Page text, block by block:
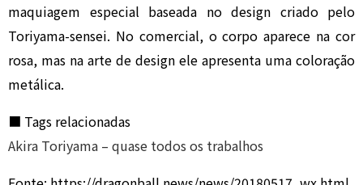
maquiagem especial baseada no design criado pelo
Toriyama-sensei. No comercial, o corpo aparece na cor
rosa, mas na arte de design ele apresenta uma coloração
metálica.
■ Tags relacionadas
Akira Toriyama – quase todos os trabalhos